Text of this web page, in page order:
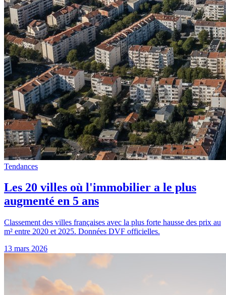
Tendances
Les 20 villes où l'immobilier a le plus
augmenté en 5 ans
Classement des villes françaises avec la plus forte hausse des prix au
m² entre 2020 et 2025. Données DVF officielles.
13 mars 2026